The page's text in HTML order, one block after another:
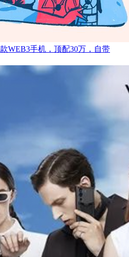
WEB3手机，顶配30万，自带